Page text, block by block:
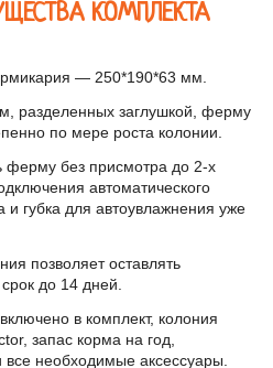
КОМПЛЕКТА
— 250*190*63 мм.
разделенных заглушкой, ферму
по мере роста колонии.
ферму без присмотра до 2-х
автоматического
и губка для автоувлажнения уже
позволяет оставлять
до 14 дней.
в комплект, колония
запас корма на год,
все необходимые аксессуары.